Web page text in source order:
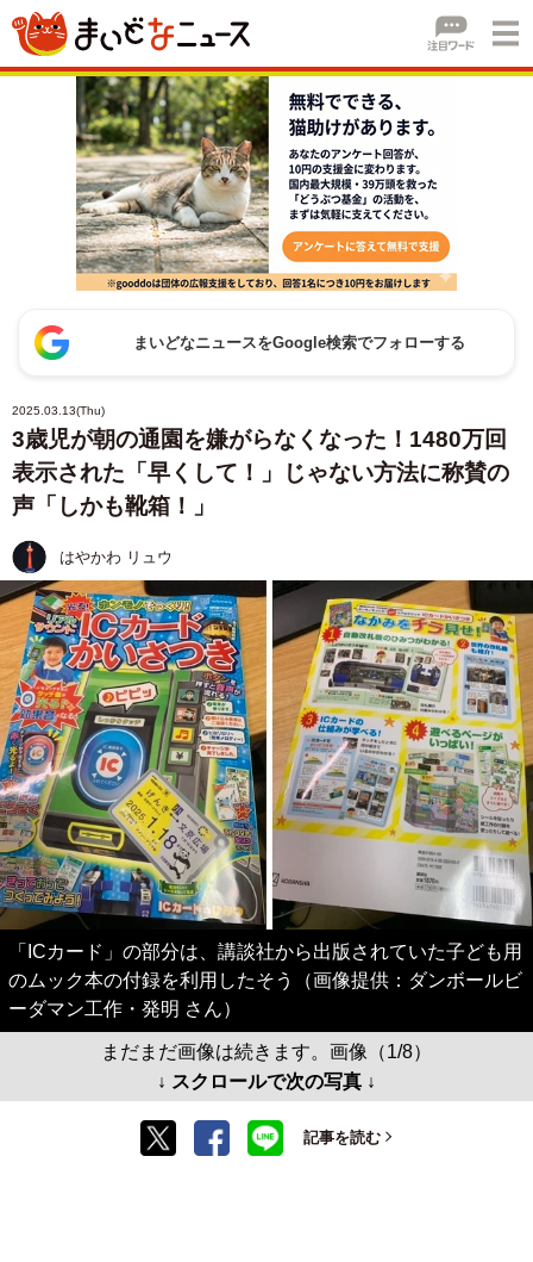
まいどなニュースをGoogle検索でフォローする
2025.03.13(Thu)
3歳児が朝の通園を嫌がらなくなった！1480万回
表示された「早くして！」じゃない方法に称賛の
声「しかも靴箱！」
はやかわ リュウ
「ICカード」の部分は、講談社から出版されていた子ども用
のムック本の付録を利用したそう（画像提供：ダンボールビ
ーダマン工作・発明 さん）
まだまだ画像は続きます。画像（1/8）
↓ スクロールで次の写真 ↓
記事を読む